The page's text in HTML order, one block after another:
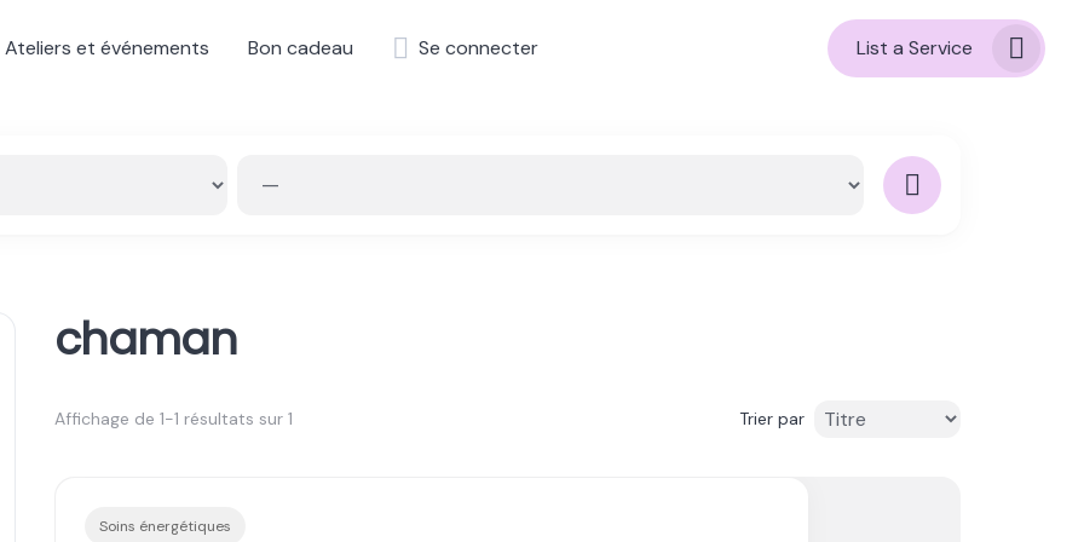
Ateliers et événements Bon cadeau Se connecter List a Service
chaman
Affichage de 1-1 résultats sur 1 Trier par
Soins énergétiques